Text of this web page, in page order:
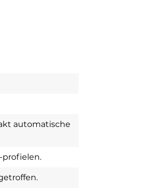
automatische
profielen.